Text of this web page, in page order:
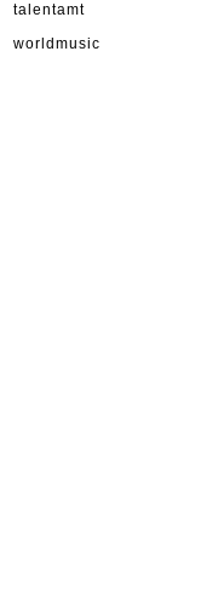
talentamt
worldmusic